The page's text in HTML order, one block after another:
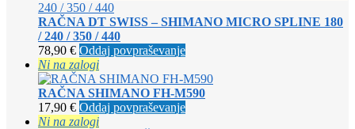
RAČNA DT SWISS – SHIMANO MICRO SPLINE 180
/ 240 / 350 / 440
78,90 € Oddaj povpraševanje
Ni na zalogi
RAČNA SHIMANO FH-M590
17,90 € Oddaj povpraševanje
Ni na zalogi